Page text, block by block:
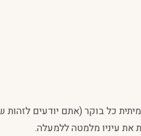
כל בוקר (אתם יודעים
את עיניו מלמטה ללמעלה.